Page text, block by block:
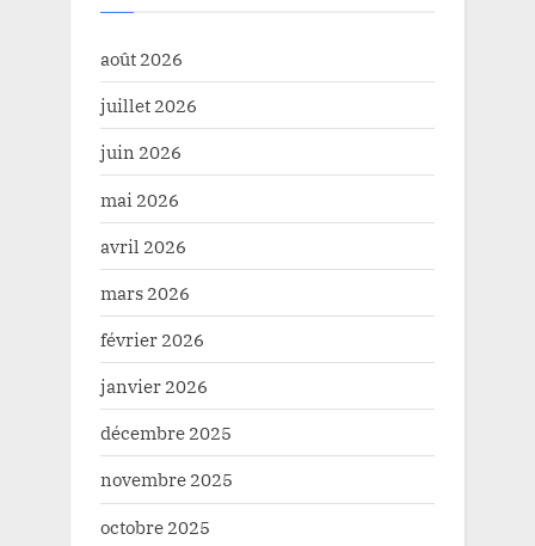
août 2026
juillet 2026
juin 2026
mai 2026
avril 2026
mars 2026
février 2026
janvier 2026
décembre 2025
novembre 2025
octobre 2025